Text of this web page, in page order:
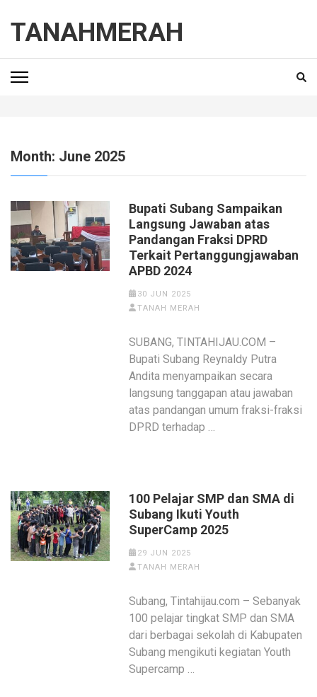
content
(Press
Enter)
TANAHMERAH
Month: June 2025
Bupati Subang Sampaikan
Langsung Jawaban atas
Pandangan Fraksi DPRD
Terkait Pertanggungjawaban
APBD 2024
30 JUN 2025
TANAH MERAH
SUBANG, TINTAHIJAU.COM –
Bupati Subang Reynaldy Putra
Andita menyampaikan secara
langsung tanggapan atau jawaban
atas pandangan umum fraksi-fraksi
DPRD terhadap …
100 Pelajar SMP dan SMA di
Subang Ikuti Youth
SuperCamp 2025
29 JUN 2025
TANAH MERAH
Subang, Tintahijau.com – Sebanyak
100 pelajar tingkat SMP dan SMA
dari berbagai sekolah di Kabupaten
Subang mengikuti kegiatan Youth
Supercamp …